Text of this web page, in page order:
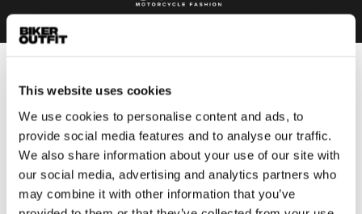
This website uses cookies
We use cookies to personalise content and ads, to
provide social media features and to analyse our traffic.
We also share information about your use of our site with
our social media, advertising and analytics partners who
may combine it with other information that you’ve
Heren
Motorjas heren
Motorbroek heren
Motorpak heren
Motorjeans heren